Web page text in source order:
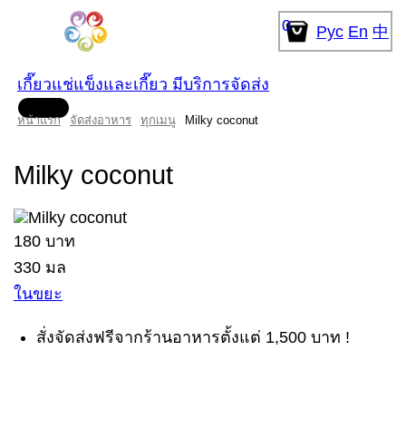
0 Рус En 中
เกี๊ยวแช่แข็งและเกี๊ยว มีบริการจัดส่ง
หน้าแรก จัดส่งอาหาร ทุกเมนู Milky coconut
Milky coconut
180 บาท
330 มล
ในขยะ
สั่งจัดส่งฟรีจากร้านอาหารตั้งแต่ 1,500 บาท !